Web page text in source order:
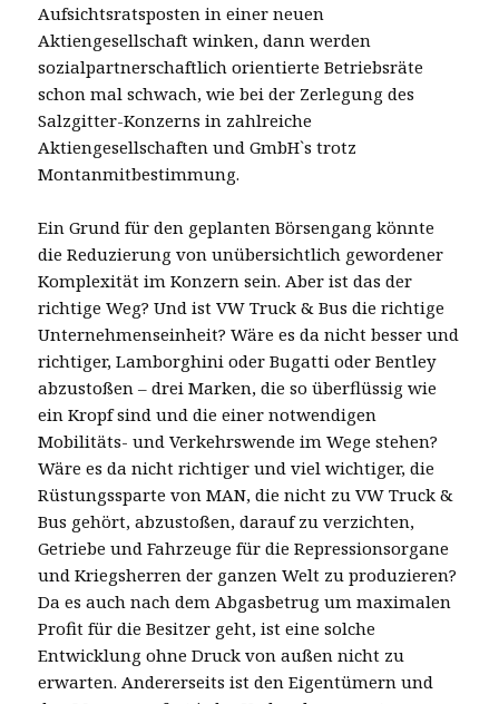
Aufsichtsratsposten in einer neuen
Aktiengesellschaft winken, dann werden
sozialpartnerschaftlich orientierte Betriebsräte
schon mal schwach, wie bei der Zerlegung des
Salzgitter-Konzerns in zahlreiche
Aktiengesellschaften und GmbH`s trotz
Montanmitbestimmung.
Ein Grund für den geplanten Börsengang könnte
die Reduzierung von unübersichtlich gewordener
Komplexität im Konzern sein. Aber ist das der
richtige Weg? Und ist VW Truck & Bus die richtige
Unternehmenseinheit? Wäre es da nicht besser und
richtiger, Lamborghini oder Bugatti oder Bentley
abzustoßen – drei Marken, die so überflüssig wie
ein Kropf sind und die einer notwendigen
Mobilitäts- und Verkehrswende im Wege stehen?
Wäre es da nicht richtiger und viel wichtiger, die
Rüstungssparte von MAN, die nicht zu VW Truck &
Bus gehört, abzustoßen, darauf zu verzichten,
Getriebe und Fahrzeuge für die Repressionsorgane
und Kriegsherren der ganzen Welt zu produzieren?
Da es auch nach dem Abgasbetrug um maximalen
Profit für die Besitzer geht, ist eine solche
Entwicklung ohne Druck von außen nicht zu
erwarten. Andererseits ist den Eigentümern und